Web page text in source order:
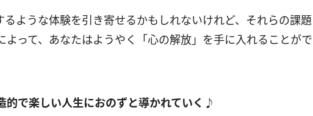
るような体験を引き寄せるかもしれないけれど、それらの課題
よって、あなたはようやく「心の解放」を手に入れることがで
的で楽しい人生におのずと導かれていく♪